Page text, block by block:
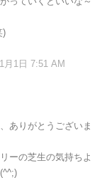
)
月1日 7:51 AM
ありがとうございま
ーの芝生の気持ちよ